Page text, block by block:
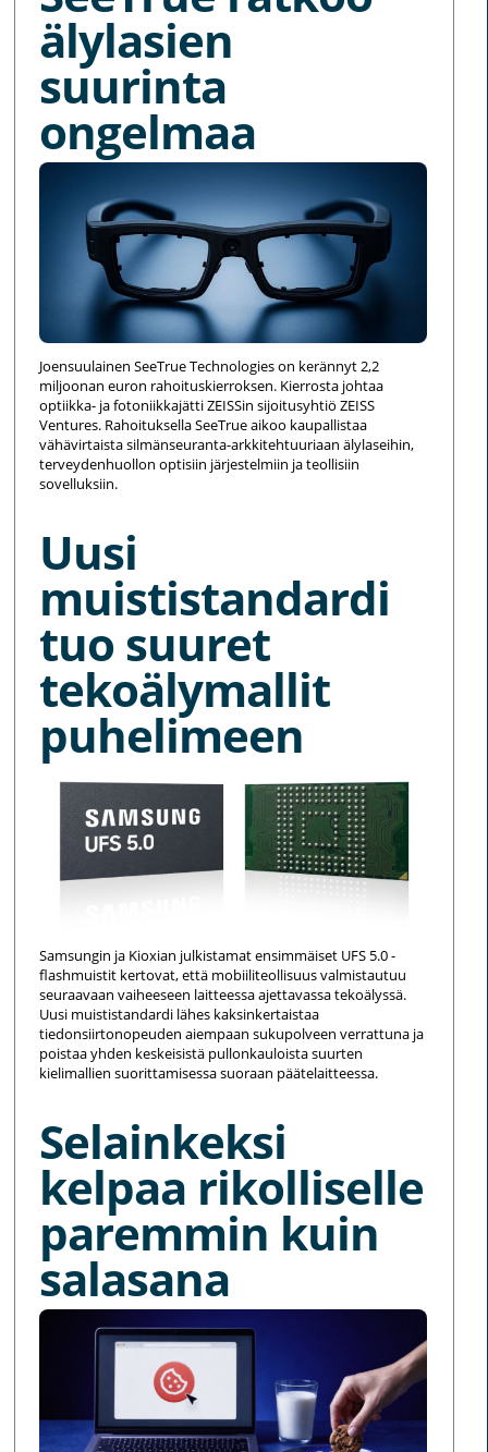
älylasien
suurinta
ongelmaa
Joensuulainen SeeTrue Technologies on kerännyt 2,2
miljoonan euron rahoituskierroksen. Kierrosta johtaa
optiikka- ja fotoniikkajätti ZEISSin sijoitusyhtiö ZEISS
Ventures. Rahoituksella SeeTrue aikoo kaupallistaa
vähävirtaista silmänseuranta-arkkitehtuuriaan älylaseihin,
terveydenhuollon optisiin järjestelmiin ja teollisiin
sovelluksiin.
Uusi
muististandardi
tuo suuret
tekoälymallit
puhelimeen
Samsungin ja Kioxian julkistamat ensimmäiset UFS 5.0 -
flashmuistit kertovat, että mobiiliteollisuus valmistautuu
seuraavaan vaiheeseen laitteessa ajettavassa tekoälyssä.
Uusi muististandardi lähes kaksinkertaistaa
tiedonsiirtonopeuden aiempaan sukupolveen verrattuna ja
poistaa yhden keskeisistä pullonkauloista suurten
kielimallien suorittamisessa suoraan päätelaitteessa.
Selainkeksi
kelpaa rikolliselle
paremmin kuin
salasana